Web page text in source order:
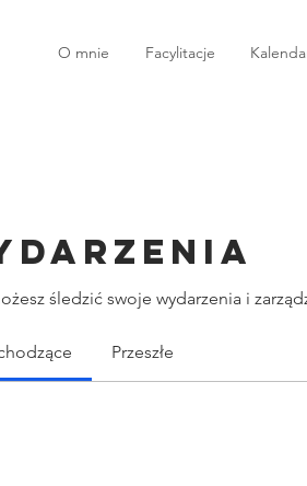
O mnie Facylitacje
śledzić swoje wydarzenia i
Przeszłe